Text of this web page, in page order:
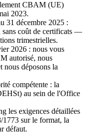
CBAM (UE)
2023.
31 décembre 2025 :
sans coût de certificats —
trimestrielles.
2026 : nous vous
autorisé, nous
nous déposons la
compétente : la
au sein de l'Office
les exigences détaillées
sur le format, la
défaut.